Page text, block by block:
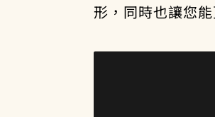
形，同時也讓您